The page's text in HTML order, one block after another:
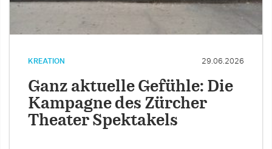
KREATION 29.06.2026
Ganz aktuelle Gefühle: Die
Kampagne des Zürcher
Theater Spektakels